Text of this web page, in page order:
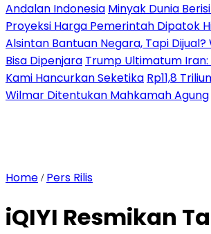
Andalan Indonesia Minyak Dunia
Proyeksi Harga Pemerintah Dipatok
Alsintan Bantuan Negara, Tapi
Bisa Dipenjara Trump Ultimatum Iran:
Kami Hancurkan Seketika Rp11,8
Wilmar Ditentukan Mahkamah Agung
Home / Pers Rilis
iQIYI Resmikan